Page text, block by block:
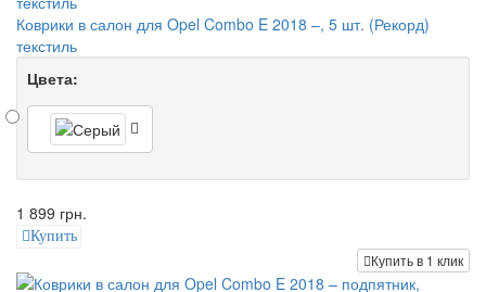
Коврики в салон для Opel Combo E 2018 –, 5 шт. (Рекорд)
текстиль
Цвета:
1 899 грн.
Купить
Купить в 1 клик